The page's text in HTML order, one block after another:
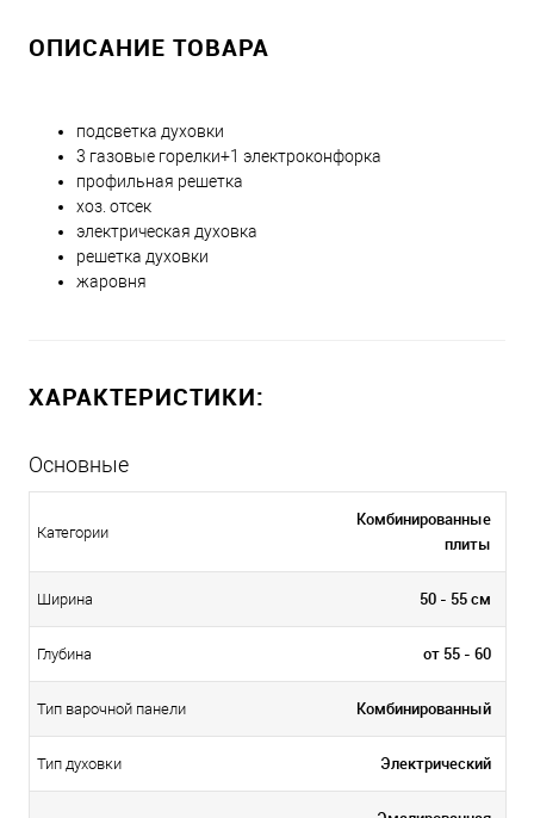
ОПИСАНИЕ ТОВАРА
подсветка духовки
3 газовые горелки+1 электроконфорка
профильная решетка
хоз. отсек
электрическая духовка
решетка духовки
жаровня
ХАРАКТЕРИСТИКИ:
Основные
Категории
Комбинированные
плиты
Ширина 50 - 55 см
Глубина от 55 - 60
Тип варочной панели Комбинированный
Тип духовки Электрический